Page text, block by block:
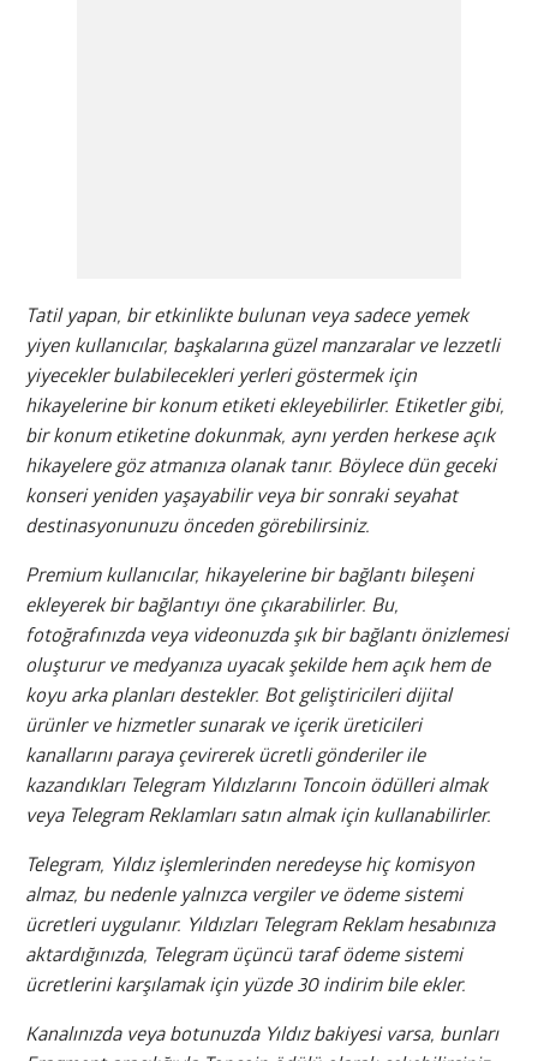
Tatil yapan, bir etkinlikte bulunan veya sadece yemek
yiyen kullanıcılar, başkalarına güzel manzaralar ve lezzetli
yiyecekler bulabilecekleri yerleri göstermek için
hikayelerine bir konum etiketi ekleyebilirler. Etiketler gibi,
bir konum etiketine dokunmak, aynı yerden herkese açık
hikayelere göz atmanıza olanak tanır. Böylece dün geceki
konseri yeniden yaşayabilir veya bir sonraki seyahat
destinasyonunuzu önceden görebilirsiniz.
Premium kullanıcılar, hikayelerine bir bağlantı bileşeni
ekleyerek bir bağlantıyı öne çıkarabilirler. Bu,
fotoğrafınızda veya videonuzda şık bir bağlantı önizlemesi
oluşturur ve medyanıza uyacak şekilde hem açık hem de
koyu arka planları destekler. Bot geliştiricileri dijital
ürünler ve hizmetler sunarak ve içerik üreticileri
kanallarını paraya çevirerek ücretli gönderiler ile
kazandıkları Telegram Yıldızlarını Toncoin ödülleri almak
veya Telegram Reklamları satın almak için kullanabilirler.
Telegram, Yıldız işlemlerinden neredeyse hiç komisyon
almaz, bu nedenle yalnızca vergiler ve ödeme sistemi
ücretleri uygulanır. Yıldızları Telegram Reklam hesabınıza
aktardığınızda, Telegram üçüncü taraf ödeme sistemi
ücretlerini karşılamak için yüzde 30 indirim bile ekler.
Kanalınızda veya botunuzda Yıldız bakiyesi varsa, bunları